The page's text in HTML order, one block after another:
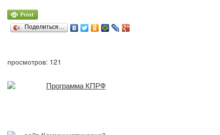
Поделиться…
просмотров: 121